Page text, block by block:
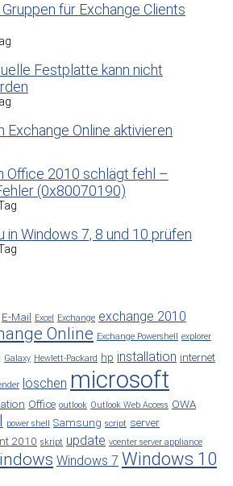
für Exchange Clients
Festplatte kann nicht
Exchange Online aktivieren
Office 2010 schlägt fehl –
(0x80070190)
in Windows 7, 8 und 10 prüfen
E-Mail Excel Exchange exchange 2010
Online Exchange Powershell explorer
Galaxy Hewlett-Packard hp installation internet
löschen microsoft
Office outlook Outlook Web Access OWA
power shell Samsung script server
2010 skript update vcenter server appliance
Windows 7 Windows 10